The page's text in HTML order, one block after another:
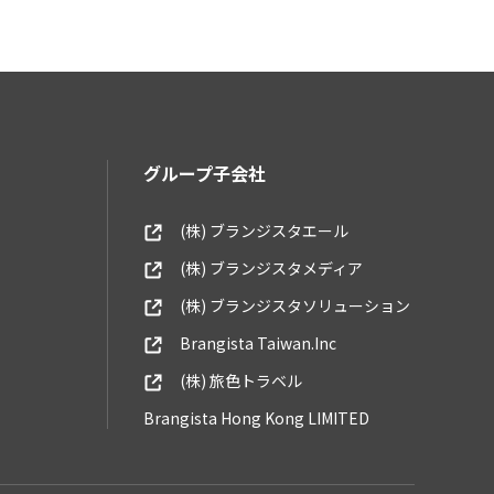
グループ子会社
(株) ブランジスタエール
(株) ブランジスタメディア
(株) ブランジスタソリューション
Brangista Taiwan.Inc
(株) 旅色トラベル
Brangista Hong Kong LIMITED